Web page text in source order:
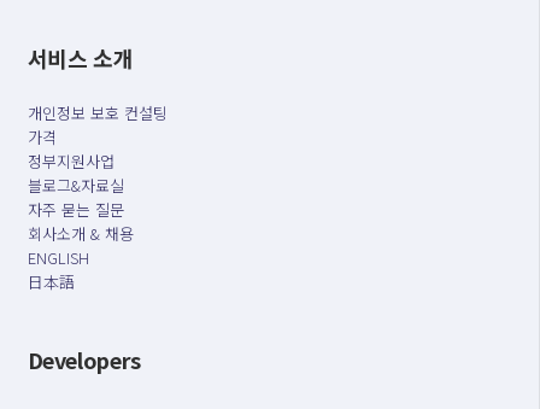
서비스 소개
개인정보 보호 컨설팅
가격
정부지원사업
블로그&자료실
자주 묻는 질문
회사소개 & 채용
ENGLISH
日本語
Developers